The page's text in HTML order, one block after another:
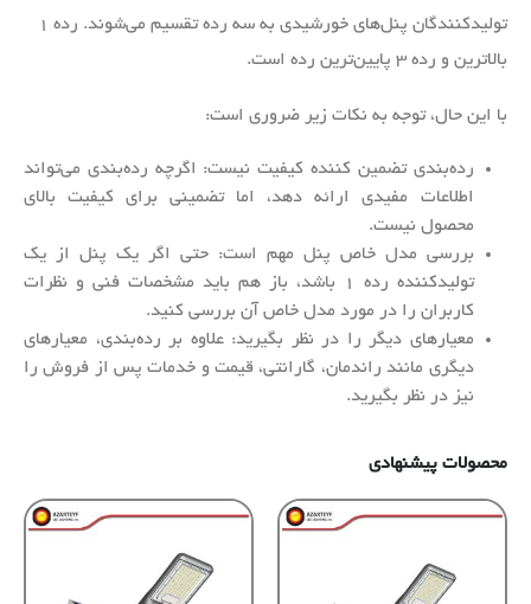
تولیدکنندگان پنل‌های خورشیدی به سه رده تقسیم می‌شوند. رده ۱
بالاترین و رده ۳ پایین‌ترین رده است.
با این حال، توجه به نکات زیر ضروری است:
رده‌بندی تضمین کننده کیفیت نیست: اگرچه رده‌بندی می‌تواند
اطلاعات مفیدی ارائه دهد، اما تضمینی برای کیفیت بالای
محصول نیست.
بررسی مدل خاص پنل مهم است: حتی اگر یک پنل از یک
تولیدکننده رده ۱ باشد، باز هم باید مشخصات فنی و نظرات
کاربران را در مورد مدل خاص آن بررسی کنید.
معیارهای دیگر را در نظر بگیرید: علاوه بر رده‌بندی، معیارهای
دیگری مانند راندمان، گارانتی، قیمت و خدمات پس از فروش را
نیز در نظر بگیرید.
محصولات پیشنهادی